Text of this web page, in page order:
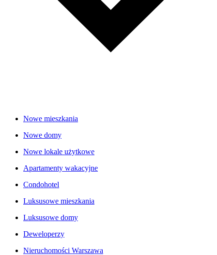
Nowe mieszkania
Nowe domy
Nowe lokale użytkowe
Apartamenty wakacyjne
Condohotel
Luksusowe mieszkania
Luksusowe domy
Deweloperzy
Nieruchomości Warszawa